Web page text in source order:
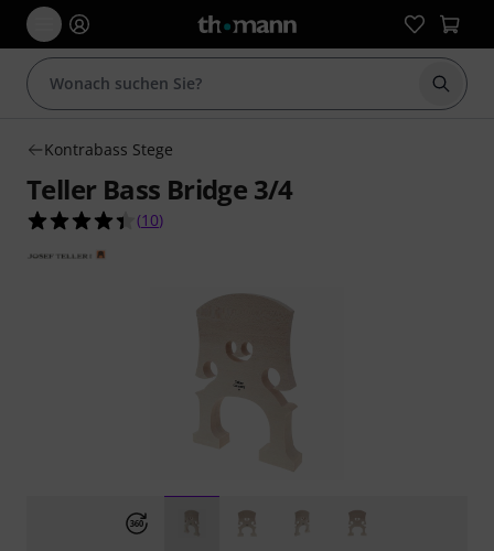
Suche
Kontrabass Stege
Teller Bass Bridge 3/4
4.4 von 5 Sternen aus 10 Kundenbewertungen
(10)